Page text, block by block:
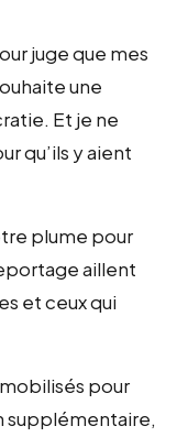
juge que mes
une
Et je ne
qu’ils y aient
plume pour
aillent
et ceux qui
mobilisés pour
supplémentaire,